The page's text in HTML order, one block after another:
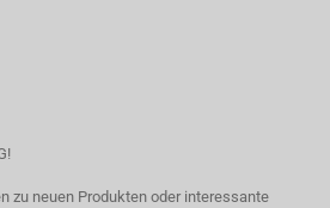
zu neuen Produkten oder interessante